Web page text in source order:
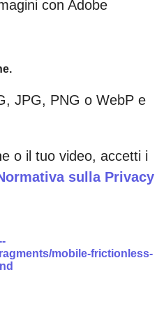
con Adobe
JPG, PNG o WebP e
o il tuo video, accetti i
sulla Privacy
mobile-frictionless-